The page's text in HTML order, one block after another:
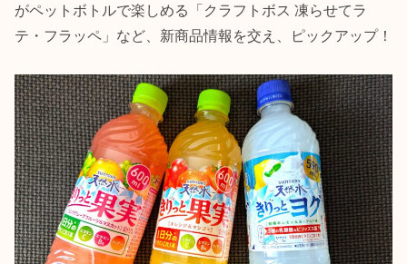
がペットボトルで楽しめる「クラフトボス 凍らせてラ
テ・フラッペ」など、新商品情報を交え、ピックアップ！